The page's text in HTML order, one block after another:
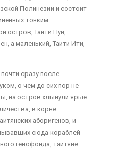
Полинезии и состоит
тонким
остров, Таити Нуи,
а маленький, Таити Ити,
сразу после
о чем до сих пор не
на остров хлынули ярые
в корне
аборигенов, и
сюда кораблей
генофонда, таитяне